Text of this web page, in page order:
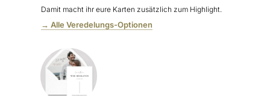
Damit macht ihr eure Karten zusätzlich zum Highlight.
→ Alle Veredelungs-Optionen